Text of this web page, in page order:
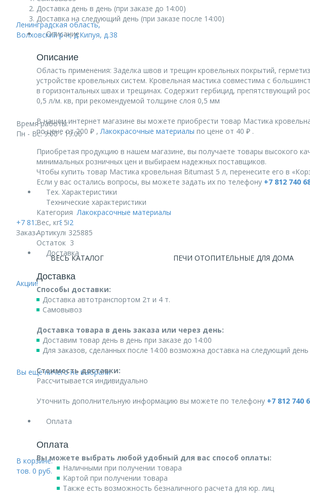
Ленинградская область,
Волховский р-н, д.Кипуя, д.38
Время работы:
Пн - Вс: 9:00 - 19:00
+7 812 740 68 02
Заказать звонок
ВЕСЬ КАТАЛОГ ПЕЧИ ОТОПИТЕЛЬНЫЕ ДЛЯ ДОМА
Акции!
Вы еще ничего не выбрали
В корзине:
тов. 0 руб.
Доставка день в день (при заказе до 14:00)
Доставка на следующий день (при заказе после 14:00)
Описание
Описание
Область применения: Заделка швов и трещин кровельных покрытий,
устройстве кровельных систем. Кровельная мастика совместима с
в горизонтальных швах и трещинах. Содержит гербицид, препятствующий
0,5 л/м. кв, при рекомендуемой толщине слоя 0,5 мм
В нашем интернет магазине вы можете приобрести товар Мастика
по цене от 200 ₽ ,Лакокрасочные материалы по цене от 40 ₽ .
Приобретая продукцию в нашем магазине, вы получаете товары высокого
минимальных розничных цен и выбираем надежных поставщиков.
Чтобы купить товар Мастика кровельная Bitumast 5 л, перенесите его в
Если у вас остались вопросы, вы можете задать их по телефону +7 812 740
Тех. Характеристики
Технические характеристики
Категория Лакокрасочные материалы
Вес, кг 5
Артикул 325885
Остаток 3
Доставка
Доставка
Способы доставки:
Доставка автотранспортом 2т и 4 т.
Самовывоз
Доставка товара в день заказа или через день:
Доставим товар день в день при заказе до 14:00
Для заказов, сделанных после 14:00 возможна доставка на следующий
Стоимость доставки:
Рассчитывается индивидуально
Уточнить дополнительную информацию вы можете по телефону +7 812 740
Оплата
Оплата
Вы можете выбрать любой удобный для вас способ оплаты:
Наличными при получении товара
Картой при получении товара
Также есть возможность безналичного расчета для юр. лиц